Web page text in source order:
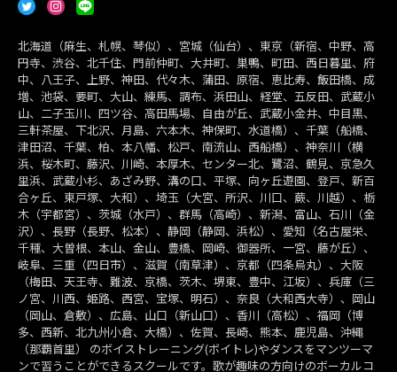
北海道（麻生、札幌、琴似）、宮城（仙台）、東京（新宿、中野、高
円寺、渋谷、北千住、門前仲町、大井町、巣鴨、町田、西日暮里、府
中、八王子、上野、神田、代々木、蒲田、原宿、恵比寿、飯田橋、成
増、池袋、要町、大山、練馬、調布、浜田山、経堂、五反田、武蔵小
山、二子玉川、四ツ谷、高田馬場、自由が丘、武蔵小金井、中目黒、
三軒茶屋、下北沢、月島、六本木、神保町、水道橋）、千葉（船橋、
津田沼、千葉、柏、本八幡、松戸、南流山、西船橋）、神奈川（横
浜、桜木町、藤沢、川崎、本厚木、センター北、鷺沼、鶴見、京急久
里浜、武蔵小杉、あざみ野、溝の口、平塚、向ヶ丘遊園、登戸、新百
合ヶ丘、東戸塚、大和）、埼玉（大宮、所沢、川口、蕨、川越）、栃
木（宇都宮）、茨城（水戸）、群馬（高崎）、新潟、富山、石川（金
沢）、長野（長野、松本）、静岡（静岡、浜松）、愛知（名古屋栄、
千種、大曽根、本山、金山、豊橋、岡崎、御器所、一宮、藤が丘）、
岐阜、三重（四日市）、滋賀（南草津）、京都（四条烏丸）、大阪
（梅田、天王寺、難波、京橋、茨木、堺東、豊中、江坂）、兵庫（三
ノ宮、川西、姫路、西宮、宝塚、明石）、奈良（大和西大寺）、岡山
（岡山、倉敷）、広島、山口（新山口）、香川（高松）、福岡（博
多、西新、北九州小倉、大橋）、佐賀、長崎、熊本、鹿児島、沖縄
（那覇首里） のボイストレーニング(ボイトレ)やダンスをマンツーマ
ンで習うことができるスクールです。歌が趣味の方向けのボーカルコ